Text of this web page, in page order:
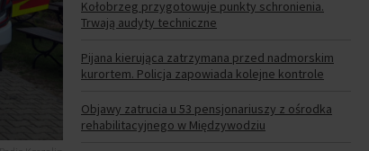
Kołobrzeg przygotowuje punkty schronienia.
Trwają audyty techniczne
Pijana kierująca zatrzymana przed nadmorskim
kurortem. Policja zapowiada kolejne kontrole
Objawy zatrucia u 53 pensjonariuszy z ośrodka
rehabilitacyjnego w Międzywodziu